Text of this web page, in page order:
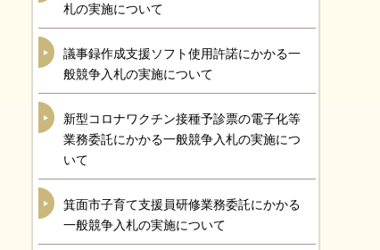
札の実施について
議事録作成支援ソフト使用許諾にかかる一
般競争入札の実施について
新型コロナワクチン接種予診票の電子化等
業務委託にかかる一般競争入札の実施につ
いて
箕面市子育て支援員研修業務委託にかかる
一般競争入札の実施について